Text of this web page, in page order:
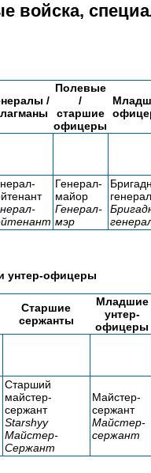
войска,
/
Полевые
/
старшие
офицеры
Генерал-
майор
Генерал-
мэр
генерал
унтер-офицеры
Старшие
сержанты
Младшие
унтер-
офицеры
Старший
майстер-
сержант
Starshyy
Майстер-
Сержант
Майстер-
сержант
Майстер-
сержант